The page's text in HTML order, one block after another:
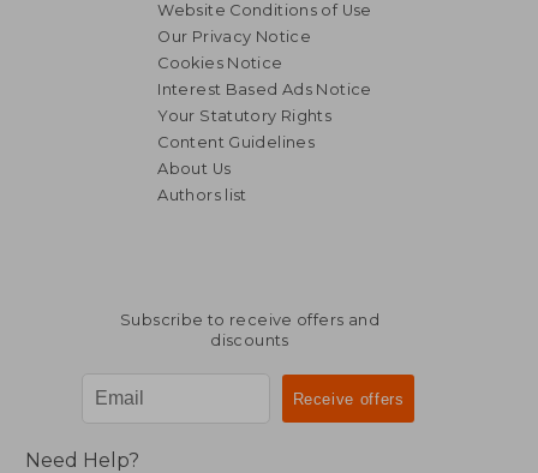
29,28 €
Website Conditions of Use
Our Privacy Notice
Cookies Notice
Interest Based Ads Notice
Your Statutory Rights
Content Guidelines
About Us
Authors list
Subscribe to receive offers and
discounts
Need Help?